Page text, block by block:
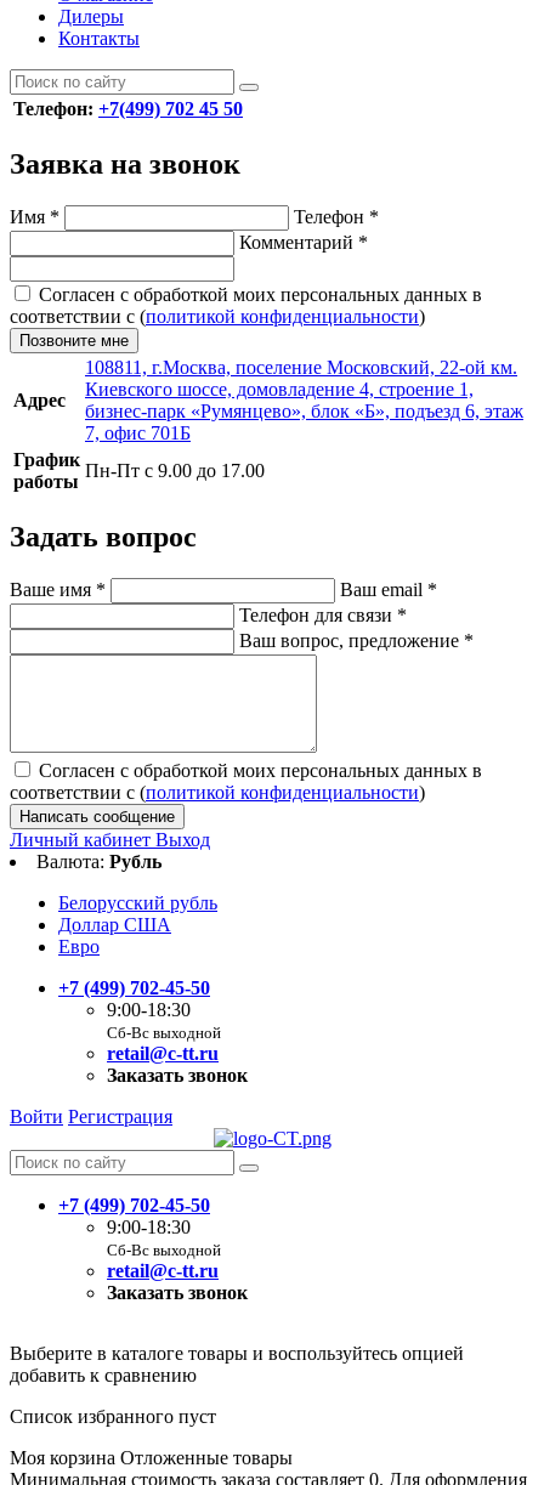
Дилеры
Контакты
Телефон: +7(499) 702 45 50
Заявка на звонок
Имя * Телефон *
Комментарий *
Согласен с обработкой моих персональных данных в
соответствии с (политикой конфиденциальности)
Позвоните мне
Адрес
108811, г.Москва, поселение Московский, 22-ой км.
Киевского шоссе, домовладение 4, строение 1,
бизнес-парк «Румянцево», блок «Б», подъезд 6, этаж
7, офис 701Б
График
работы
Пн-Пт с 9.00 до 17.00
Задать вопрос
Ваше имя * Ваш email *
Телефон для связи *
Ваш вопрос, предложение *
Согласен с обработкой моих персональных данных в
соответствии с (политикой конфиденциальности)
Написать сообщение
Личный кабинет Выход
Валюта: Рубль
Белорусский рубль
Доллар США
Евро
+7 (499) 702-45-50
9:00-18:30
Сб-Вс выходной
retail@c-tt.ru
Заказать звонок
Войти Регистрация
+7 (499) 702-45-50
9:00-18:30
Сб-Вс выходной
retail@c-tt.ru
Заказать звонок
Выберите в каталоге товары и воспользуйтесь опцией
добавить к сравнению
Список избранного пуст
Моя корзина Отложенные товары
Минимальная стоимость заказа составляет 0. Для оформления